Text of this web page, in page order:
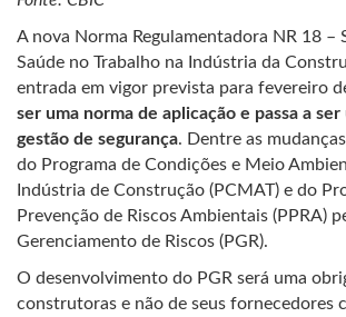
A nova Norma Regulamentadora NR 18 –
Saúde no Trabalho na Indústria da
entrada em vigor prevista para fevereiro
ser uma norma de aplicação e passa a
gestão de segurança. Dentre as
do Programa de Condições e Meio
Indústria de Construção (PCMAT) e do
Prevenção de Riscos Ambientais (PPRA)
Gerenciamento de Riscos (PGR).
O desenvolvimento do PGR será uma
construtoras e não de seus fornecedores